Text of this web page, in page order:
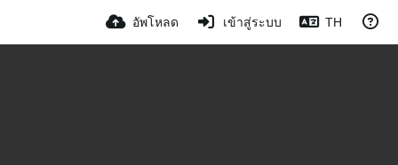
อัพโหลด เข้าสู่ระบบ TH